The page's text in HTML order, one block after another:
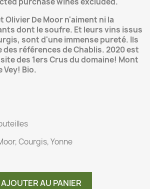
Olivier De Moor n'aiment ni la
dont le soufre. Et leurs vins issus
sont d'une immense pureté. Ils
références de Chablis. 2020 est
des 1ers Crus du domaine! Mont
Vey! Bio.
Courgis, Yonne
AJOUTER AU PANIER